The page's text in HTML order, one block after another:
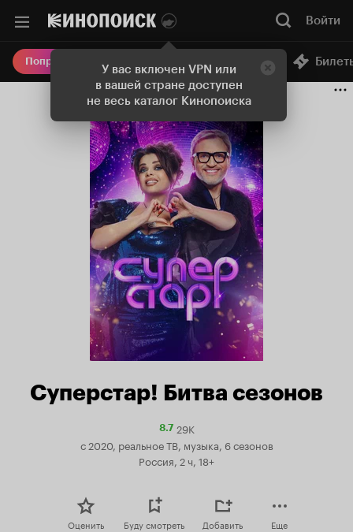
У вас включен VPN или
в вашей стране доступен
не весь каталог Кинопоиска
Войти
Попробовать Плюс Онлайн-кинотеатр
Суперстар! Битва сезонов
8.7Рейтинг
Кинопоиска
8.7
29K
с 2020, реальное ТВ, музыка, 6 сезонов
Россия, 2 ч, 18+
Оценить Буду смотреть Добавить Еще